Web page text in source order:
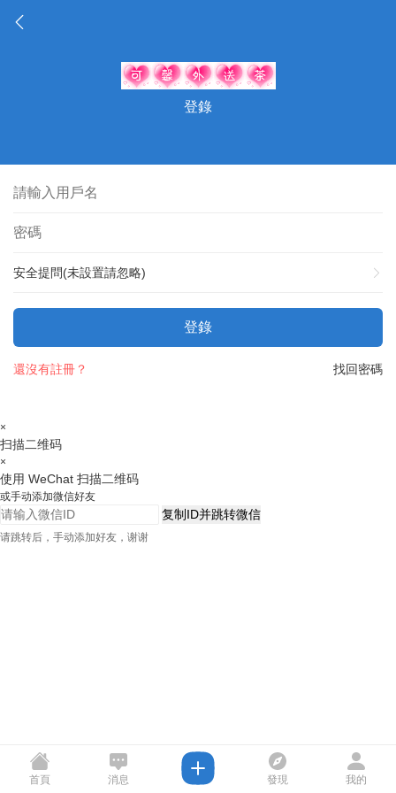
登錄
安全提問(未設置請忽略)
登錄
找回密碼
還沒有註冊？
×
扫描二维码
×
使用 WeChat 扫描二维码
或手动添加微信好友
复制ID并跳转微信
请跳转后，手动添加好友，谢谢
首頁 消息 發現 我的